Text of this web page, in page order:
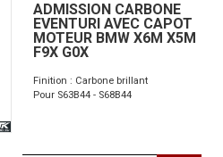
ADMISSION CARBONE
EVENTURI AVEC CAPOT
MOTEUR BMW X6M X5M
F9X G0X
Finition : Carbone brillant
Pour S63B44 - S68B44